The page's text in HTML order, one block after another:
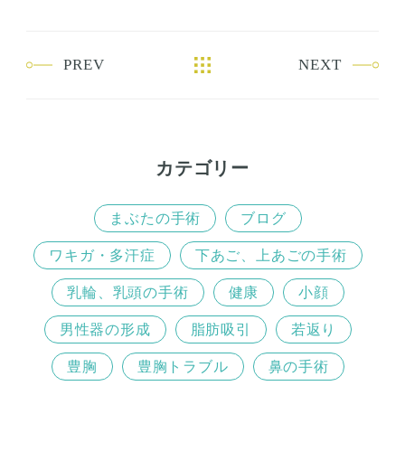
o
PREV NEXT
カテゴリー
まぶたの手術 ブログ
ワキガ・多汗症 下あご、上あごの手術
乳輪、乳頭の手術 健康 小顔
男性器の形成 脂肪吸引 若返り
豊胸 豊胸トラブル 鼻の手術